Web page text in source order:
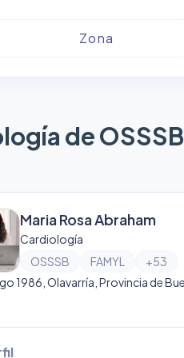
de OSSSB
Maria Rosa Abraham
Cardiología
OSSSB
FAMYL +53